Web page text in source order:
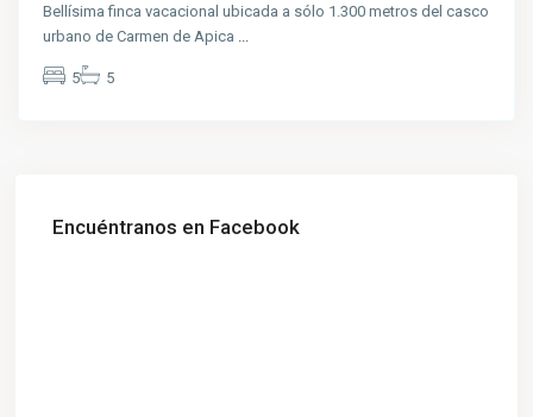
Bellísima finca vacacional ubicada a sólo 1.300 metros del casco
urbano de Carmen de Apica
5 5
Encuéntranos en Facebook